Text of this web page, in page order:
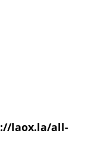
laox.la/all-